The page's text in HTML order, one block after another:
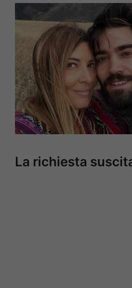
La richiesta